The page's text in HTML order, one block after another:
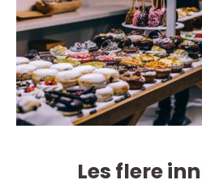
Les flere